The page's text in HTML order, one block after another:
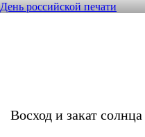
День российской печати
Восход и закат солнца